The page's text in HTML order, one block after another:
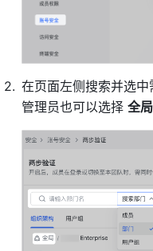
在页面左侧搜索并选
管理员也可以选择 全局